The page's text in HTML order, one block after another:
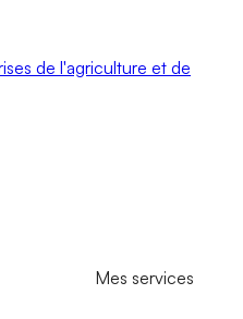
de l'agriculture et de
Mes services